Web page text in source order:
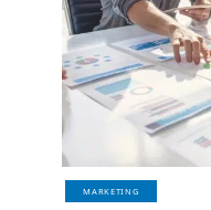
MARKETING